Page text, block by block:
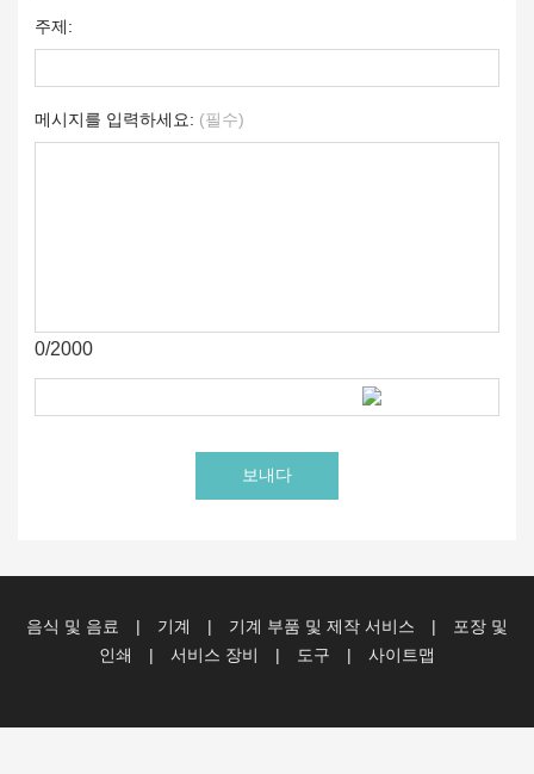
주제:
메시지를 입력하세요: (필수)
0/2000
음식 및 음료 | 기계 | 기계 부품 및 제작 서비스 |
포장 및
인쇄
| 서비스 장비 | 도구 | 사이트맵